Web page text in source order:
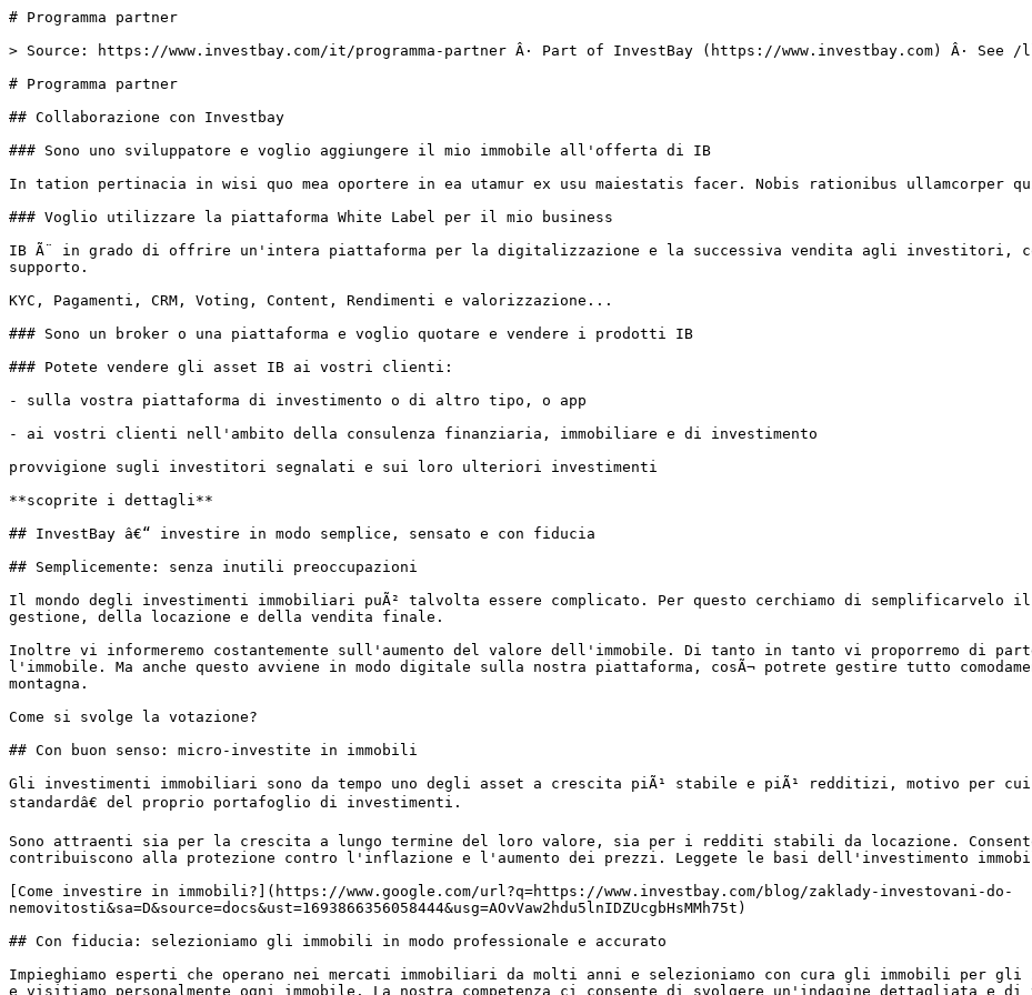
# Programma partner
> Source: https://www.investbay.com/it/programma-partner Â· Part of InvestBay (https://www.investbay.com) Â·
# Programma partner
## Collaborazione con Investbay
### Sono uno sviluppatore e voglio aggiungere il mio immobile all'offerta di IB
In tation pertinacia in wisi quo mea oportere in ea utamur ex usu maiestatis facer. Nobis rationibus ullamcorper
### Voglio utilizzare la piattaforma White Label per il mio business
IB Ã¨ in grado di offrire un'intera piattaforma per la digitalizzazione e la successiva vendita agli investitori,
supporto.
KYC, Pagamenti, CRM, Voting, Content, Rendimenti e valorizzazione...
### Sono un broker o una piattaforma e voglio quotare e vendere i prodotti IB
### Potete vendere gli asset IB ai vostri clienti:
- sulla vostra piattaforma di investimento o di altro tipo, o app
- ai vostri clienti nell'ambito della consulenza finanziaria, immobiliare e di investimento
provvigione sugli investitori segnalati e sui loro ulteriori investimenti
**scoprite i dettagli**
## InvestBay â€“ investire in modo semplice, sensato e con fiducia
## Semplicemente: senza inutili preoccupazioni
Il mondo degli investimenti immobiliari puÃ² talvolta essere complicato. Per questo cerchiamo di
gestione, della locazione e della vendita finale.
Inoltre vi informeremo costantemente sull'aumento del valore dell'immobile. Di tanto in tanto vi proporremo di
l'immobile. Ma anche questo avviene in modo digitale sulla nostra piattaforma, cosÃ¬ potrete gestire tutto
montagna.
Come si svolge la votazione?
## Con buon senso: micro-investite in immobili
Gli investimenti immobiliari sono da tempo uno degli asset a crescita piÃ¹ stabile e piÃ¹ redditizi, motivo per
standardâ€ del proprio portafoglio di investimenti.
Sono attraenti sia per la crescita a lungo termine del loro valore, sia per i redditi stabili da locazione.
contribuiscono alla protezione contro l'inflazione e l'aumento dei prezzi. Leggete le basi dell'investimento
[Come investire in immobili?](https://www.google.com/url?q=https://www.investbay.com/blog/zaklady-investovani-do-
nemovitosti&sa=D&source=docs&ust=1693866356058444&usg=AOvVaw2hdu5lnIDZUcgbHsMMh75t)
## Con fiducia: selezioniamo gli immobili in modo professionale e accurato
Impieghiamo esperti che operano nei mercati immobiliari da molti anni e selezioniamo con cura gli immobili per
e visitiamo personalmente ogni immobile. La nostra competenza ci consente di svolgere un'indagine dettagliata